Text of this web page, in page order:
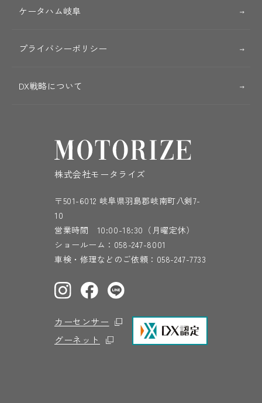
ケータハム岐阜
プライバシーポリシー
DX戦略について
株式会社モータライズ
〒501-6012 岐阜県羽島郡岐南町八剣7-
10
営業時間 10:00-18:30（月曜定休）
ショールーム： 058-247-8001
車検・修理などのご依頼： 058-247-7733
カーセンサー
グーネット